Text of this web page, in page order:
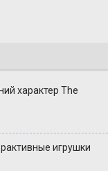
характер The
игрушки